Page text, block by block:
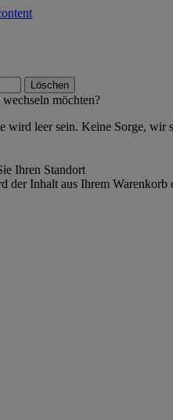
Löschen
wechseln möchten?
wird leer sein. Keine Sorge,
Ihren Standort
der Inhalt aus Ihrem